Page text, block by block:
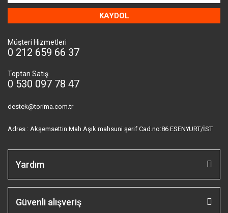
KAYDOL
Müşteri Hizmetleri
0 212 659 66 37
Toptan Satış
0 530 097 78 47
destek@torima.com.tr
Adres : Akşemsettin Mah.Aşık mahsuni şerif Cad.no:86 ESENYURT/İST
Yardım
Güvenli alışveriş